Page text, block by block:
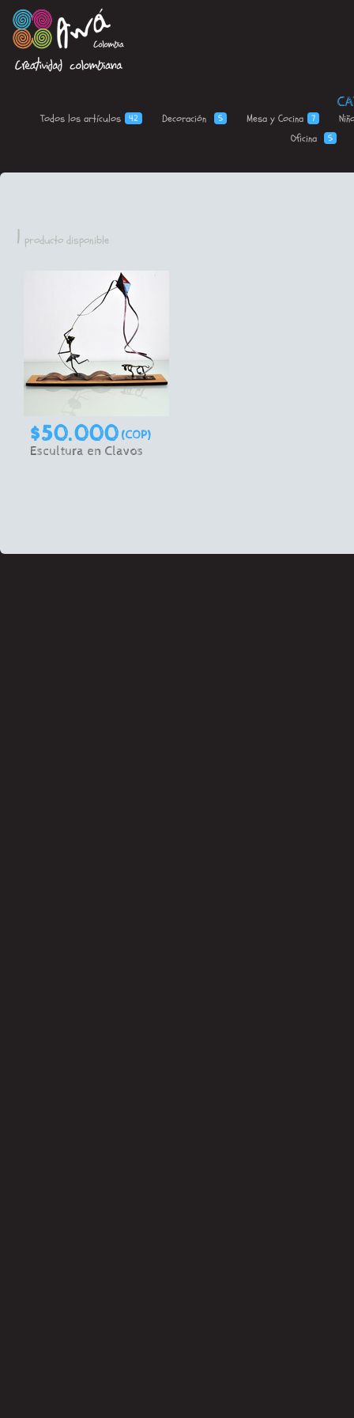
Todos losartículos 42 Decoración 5 Mesa y Cocina 7
Oficina
5
1 producto disponible
$50.000(COP)
Escultura en Clavos